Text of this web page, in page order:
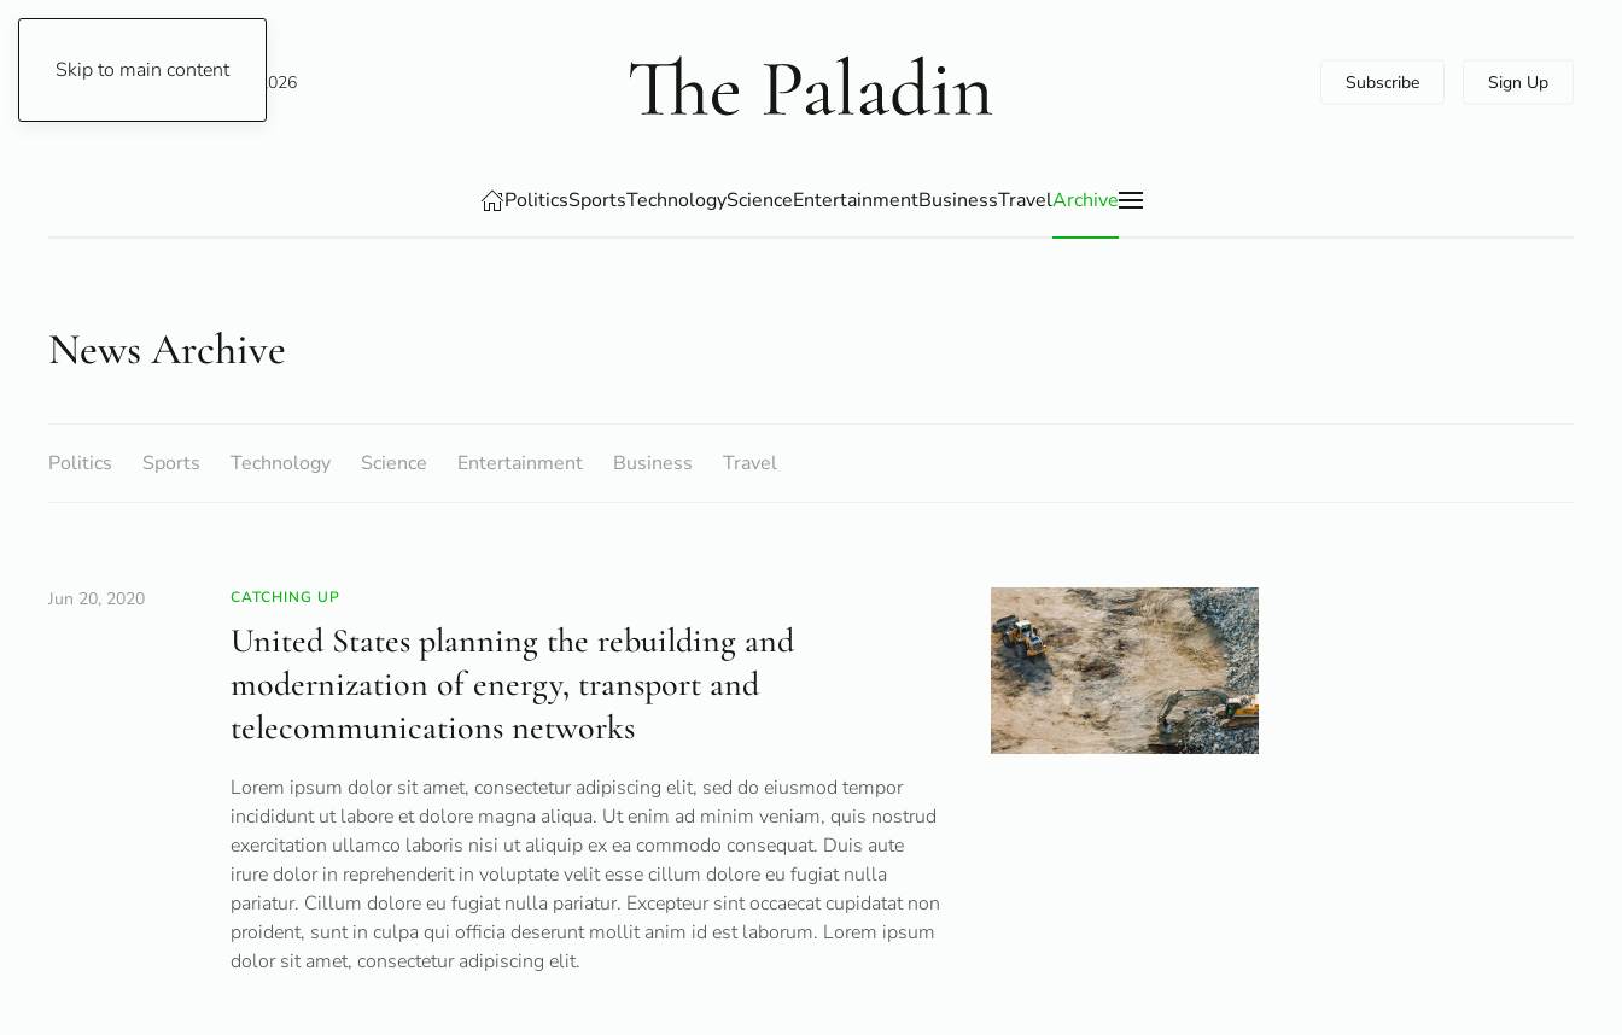
Skip to main content
Saturday, 8 August 2026 Subscribe Sign Up
PoliticsSportsTechnologyScienceEntertainmentBusinessTravelArchive
News Archive
Politics Sports Technology Science Entertainment Business Travel
Jun 20, 2020 CATCHING UP
United States planning the rebuilding and
modernization of energy, transport and
telecommunications networks
Lorem ipsum dolor sit amet, consectetur adipiscing elit, sed do eiusmod tempor
incididunt ut labore et dolore magna aliqua. Ut enim ad minim veniam, quis nostrud
exercitation ullamco laboris nisi ut aliquip ex ea commodo consequat. Duis aute
irure dolor in reprehenderit in voluptate velit esse cillum dolore eu fugiat nulla
pariatur. Cillum dolore eu fugiat nulla pariatur. Excepteur sint occaecat cupidatat non
proident, sunt in culpa qui officia deserunt mollit anim id est laborum. Lorem ipsum
dolor sit amet, consectetur adipiscing elit.